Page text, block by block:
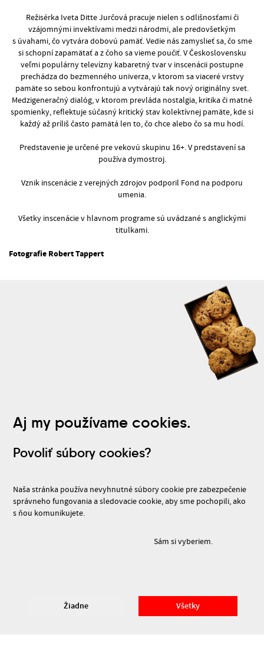
Režisérka Iveta Ditte Jurčová pracuje nielen s odlišnosťami či
vzájomnými invektívami medzi národmi, ale predovšetkým
s úvahami, čo vytvára dobovú pamäť. Vedie nás zamyslieť sa, čo sme
si schopní zapamätať a z čoho sa vieme poučiť. V Československu
veľmi populárny televízny kabaretný tvar v inscenácii postupne
prechádza do bezmenného univerza, v ktorom sa viaceré vrstvy
pamäte so sebou konfrontujú a vytvárajú tak nový originálny svet.
Medzigeneračný dialóg, v ktorom prevláda nostalgia, kritika či matné
spomienky, reflektuje súčasný kritický stav kolektívnej pamäte, kde si
každý až príliš často pamätá len to, čo chce alebo čo sa mu hodí.
Predstavenie je určené pre vekovú skupinu 16+. V predstavení sa
používa dymostroj.
Vznik inscenácie z verejných zdrojov podporil Fond na podporu
umenia.
Všetky inscenácie v hlavnom programe sú uvádzané s anglickými
titulkami.
Fotografie Robert Tappert
Cookies a ich nastavenie
Aj my používame cookies.
Povoliť súbory cookies?
Naša stránka používa nevyhnutné súbory cookie pre zabezpečenie
správneho fungovania a sledovacie cookie, aby sme pochopili, ako
s ňou komunikujete.
Sám si vyberiem.
Žiadne Všetky